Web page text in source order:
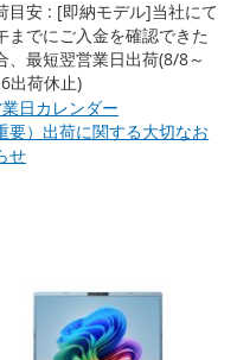
目安 : [即納モデル]当社にて
までにご入金を確認できた
、最短翌営業日出荷(8/8～
出荷休止)
日カレンダー
要）出荷に関する大切なお
せ